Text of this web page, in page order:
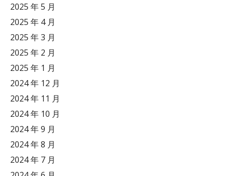
2025 年 5 月
2025 年 4 月
2025 年 3 月
2025 年 2 月
2025 年 1 月
2024 年 12 月
2024 年 11 月
2024 年 10 月
2024 年 9 月
2024 年 8 月
2024 年 7 月